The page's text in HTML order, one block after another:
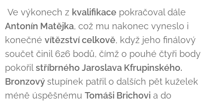
Ve výkonech z kvalifikace pokračoval dále
Antonín Matějka, což mu nakonec vyneslo i
konečné vítězství celkově, když jeho finálový
součet činil 626 bodů, čímž o pouhé čtyři body
pokořilstříbrného Jaroslava Kfrupinského.
Bronzovýstupínek patřil o dalších pět kuželek
méně úspěšnému Tomáši Brichovi a do